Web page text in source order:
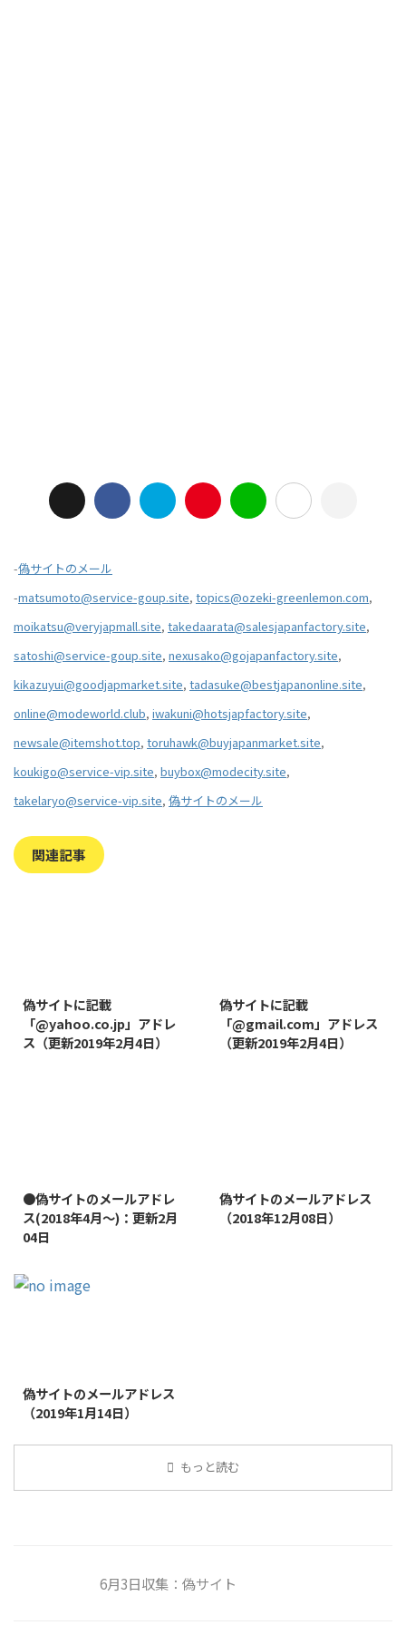
-偽サイトのメール
-matsumoto@service-goup.site, topics@ozeki-greenlemon.com,
moikatsu@veryjapmall.site, takedaarata@salesjapanfactory.site,
satoshi@service-goup.site, nexusako@gojapanfactory.site,
kikazuyui@goodjapmarket.site, tadasuke@bestjapanonline.site,
online@modeworld.club, iwakuni@hotsjapfactory.site,
newsale@itemshot.top, toruhawk@buyjapanmarket.site,
koukigo@service-vip.site, buybox@modecity.site,
takelaryo@service-vip.site, 偽サイトのメール
関連記事
偽サイトに記載
「@yahoo.co.jp」アドレ
ス（更新2019年2月4日）
偽サイトに記載
「@gmail.com」アドレス
（更新2019年2月4日）
●偽サイトのメールアドレ
ス(2018年4月～)：更新2月
04日
偽サイトのメールアドレス
（2018年12月08日）
偽サイトのメールアドレス
（2019年1月14日）
もっと読む
6月3日収集：偽サイト